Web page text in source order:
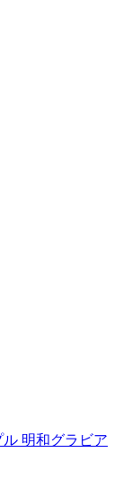
明和グラビア